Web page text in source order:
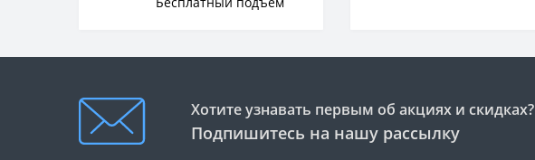
Хотите узнавать первым об акциях и скидках?
Подпишитесь на нашу рассылку